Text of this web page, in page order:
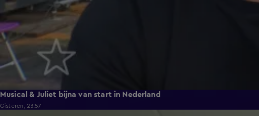
Musical & Juliet bijna van start in Nederland
Gisteren, 23:57